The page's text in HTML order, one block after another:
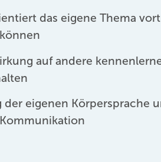
das eigene Thema
auf andere
der eigenen Körpersprache